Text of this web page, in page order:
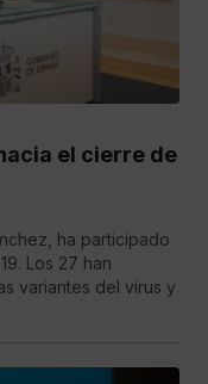
el cierre de
ha participado
Los 27 han
variantes del virus y